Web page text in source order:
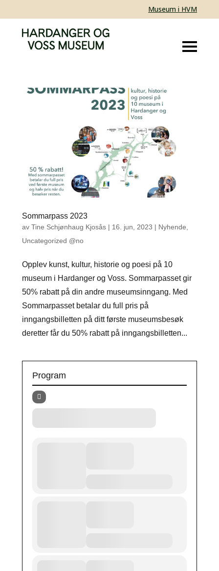
Museum i HVM
Sommarpass 2023
av Tine Schjønhaug Kjosås| 16. jun, 2023 | Nyhende
Uncategorized @no
Opplev kunst, kultur, historie og poesi på 10
museum i Hardanger og Voss. Sommarpasset gir
50% rabatt på din andre museumsinngang. Med
Sommarpasset betalar du full pris på
inngangsbilletten på ditt første museumsbesøk
deretter får du 50% rabatt på inngangsbilletten...
Program